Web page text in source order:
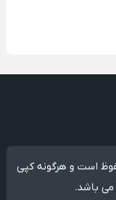
است و هرگونه کپی
می باشد.